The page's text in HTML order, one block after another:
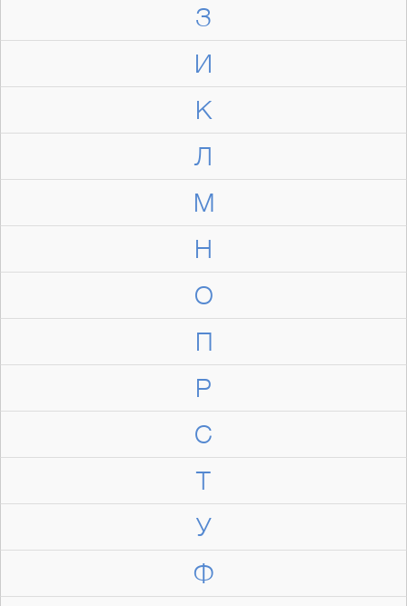
З
И
К
Л
М
Н
О
П
Р
С
Т
У
Ф